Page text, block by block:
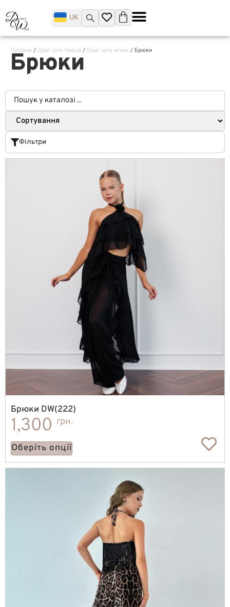
UK
Головна / Одяг для танців / Одяг для жінок / Брюки
Брюки
Фільтри
Брюки DW(222)
1,300 грн.
Оберіть опції